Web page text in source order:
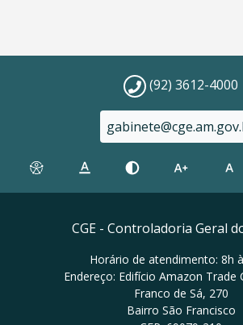
(92) 3612-4000
CGE - Controladoria Geral
Horário de atendimento: 8h
Endereço: Edifício Amazon Trade
Franco de Sá, 270
Bairro São Francisco